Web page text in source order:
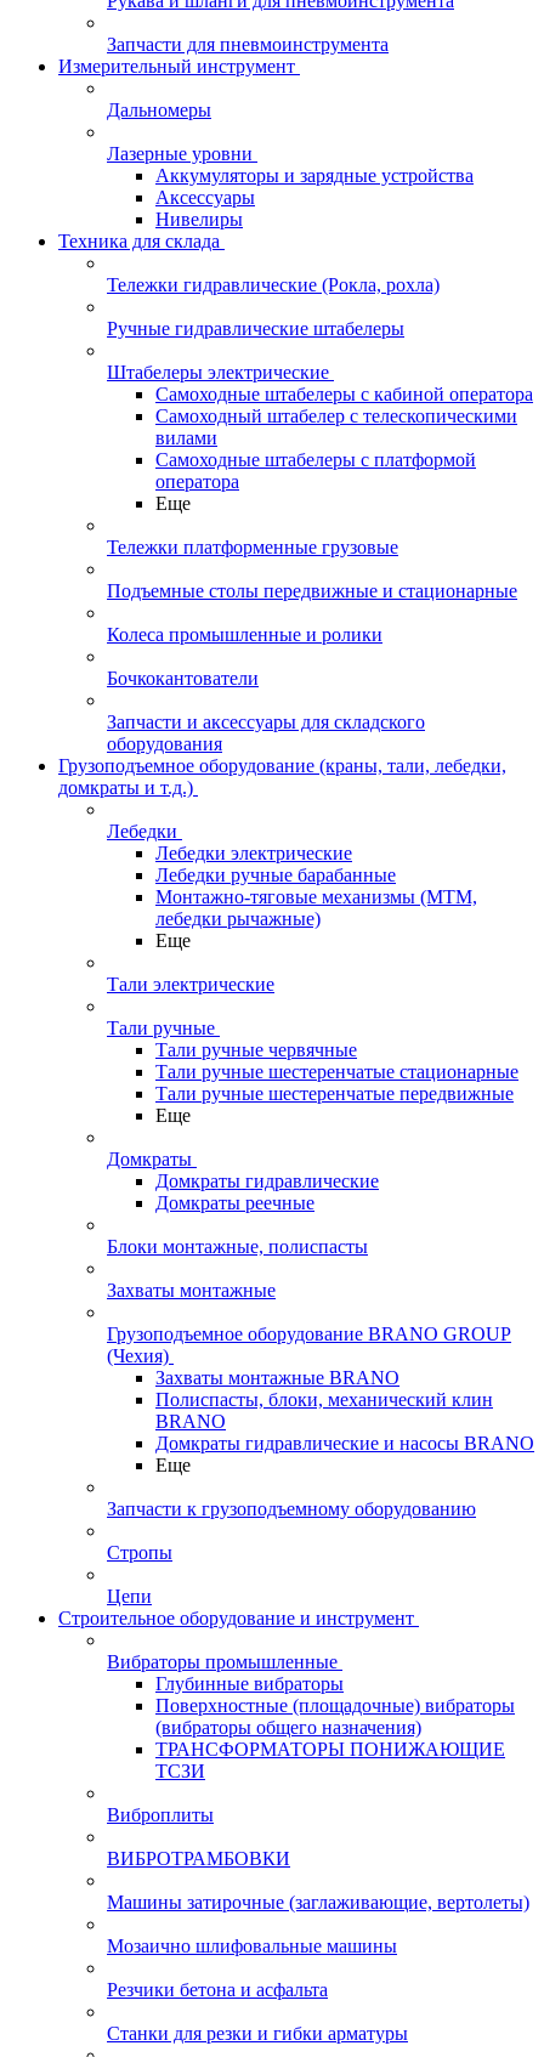
Запчасти для пневмоинструмента
Измерительный инструмент
Дальномеры
Лазерные уровни
Аккумуляторы и зарядные устройства
Аксессуары
Нивелиры
Техника для склада
Тележки гидравлические (Рокла, рохла)
Ручные гидравлические штабелеры
Штабелеры электрические
Самоходные штабелеры с кабиной оператора
Самоходный штабелер с телескопическими
вилами
Самоходные штабелеры с платформой
оператора
Еще
Тележки платформенные грузовые
Подъемные столы передвижные и стационарные
Колеса промышленные и ролики
Бочкокантователи
Запчасти и аксессуары для складского
оборудования
Грузоподъемное оборудование (краны, тали, лебедки,
домкраты и т.д.)
Лебедки
Лебедки электрические
Лебедки ручные барабанные
Монтажно-тяговые механизмы (МТМ,
лебедки рычажные)
Еще
Тали электрические
Тали ручные
Тали ручные червячные
Тали ручные шестеренчатые стационарные
Тали ручные шестеренчатые передвижные
Еще
Домкраты
Домкраты гидравлические
Домкраты реечные
Блоки монтажные, полиспасты
Захваты монтажные
Грузоподъемное оборудование BRANO GROUP
(Чехия)
Захваты монтажные BRANO
Полиспасты, блоки, механический клин
BRANO
Домкраты гидравлические и насосы BRANO
Еще
Запчасти к грузоподъемному оборудованию
Стропы
Цепи
Строительное оборудование и инструмент
Вибраторы промышленные
Глубинные вибраторы
Поверхностные (площадочные) вибраторы
(вибраторы общего назначения)
ТРАНСФОРМАТОРЫ ПОНИЖАЮЩИЕ
ТСЗИ
Виброплиты
ВИБРОТРАМБОВКИ
Машины затирочные (заглаживающие, вертолеты)
Мозаично шлифовальные машины
Резчики бетона и асфальта
Станки для резки и гибки арматуры